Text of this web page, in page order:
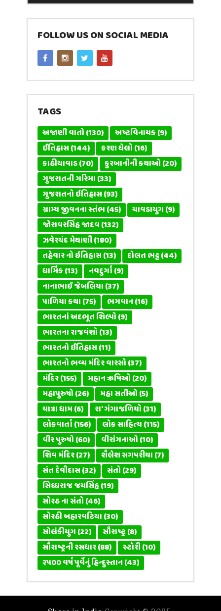
FOLLOW US ON SOCIAL MEDIA
TAGS
અજાણી વાતો(130) અષ્ટવિનાયક(9)
ઈતિહાસ(144) કરણ ઘેલો(16)
કાઠીયાવાડ(70) કુરબાનીની કથાઓ(20)
ગુજરાતની ગરિમા(33)
ગુજરાતનો ઇતિહાસ(93)
ગ્રામ્ય જીવનના સ્તંભ(45) ચાવડાયુગ(9)
જોરાવરસિંહ જાદવ(132)
ઝવેરચંદ મેઘાણી(180)
તહેવાર નો ઇતિહાસ(13) દોલત ભટ્ટ(44)
ધાર્મિક(13) નવદુર્ગા(9)
નાનાભાઈ જેબલિયા(37)
પાળિયા કથા(75) ભગવાન(16)
ભારતનાં અદભૂત શિલ્પો(9)
ભારતના રાજવંશો(13)
ભારતનો ઈતિહાસ(11)
ભારતનો ભવ્ય મંદિર વારસો(37)
મંદિર(155) મહાન ઋષિઓ(20)
મહાપુરુષો(26) મહા સતીઓ(5)
યાત્રા ધામ(6) રા' ગંગાજળિયો(31)
લોકવાર્તા(156) લોક સાહિત્ય(115)
વીર પુરુષો(60) વીરાંગનાઓ(10)
શિવ મંદિર(27) શૈલેશ સગપરીયા(7)
સંત દેવીદાસ(32) સંતો(29)
સિધ્ધરાજ જયસિંહ(19)
સોરઠ ના સંતો(46)
સોરઠી બહારવટિયા(30)
સોલંકીયુગ(22) સૌરાષ્ટ્ર(8)
સૌરાષ્ટ્રની રસધાર(88) સ્ટોરી(10)
૨૫૦૦ વર્ષ પૂર્વેનું હિન્દુસ્તાન(43)